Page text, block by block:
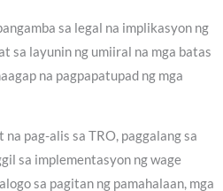
sa legal na implikasyon ng
sa layunin ng umiiral na mga batas
na pagpapatupad ng mga
pag-alis sa TRO, paggalang sa
sa implementasyon ng wage
sa pagitan ng pamahalaan, mga